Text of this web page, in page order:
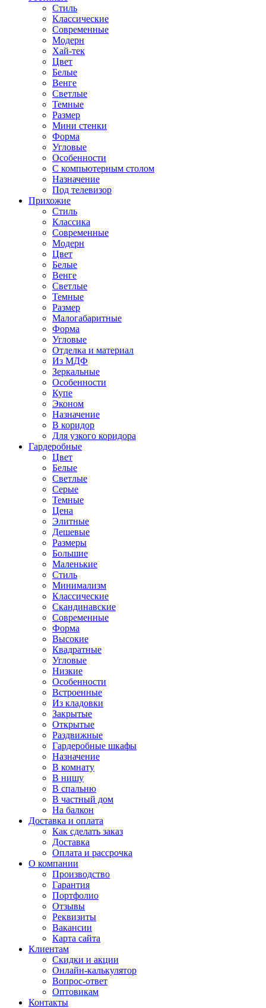
Стиль
Классические
Современные
Модерн
Хай-тек
Цвет
Белые
Венге
Светлые
Темные
Размер
Мини стенки
Форма
Угловые
Особенности
С компьютерным столом
Назначение
Под телевизор
Прихожие
Стиль
Классика
Современные
Модерн
Цвет
Белые
Венге
Светлые
Темные
Размер
Малогабаритные
Форма
Угловые
Отделка и материал
Из МДФ
Зеркальные
Особенности
Купе
Эконом
Назначение
В коридор
Для узкого коридора
Гардеробные
Цвет
Белые
Светлые
Серые
Темные
Цена
Элитные
Дешевые
Размеры
Большие
Маленькие
Стиль
Минимализм
Классические
Скандинавские
Современные
Форма
Высокие
Квадратные
Угловые
Низкие
Особенности
Встроенные
Из кладовки
Закрытые
Открытые
Раздвижные
Гардеробные шкафы
Назначение
В комнату
В нишу
В спальню
В частный дом
На балкон
Доставка и оплата
Как сделать заказ
Доставка
Оплата и рассрочка
О компании
Производство
Гарантия
Портфолио
Отзывы
Реквизиты
Вакансии
Карта сайта
Клиентам
Скидки и акции
Онлайн-калькулятор
Вопрос-ответ
Оптовикам
Контакты